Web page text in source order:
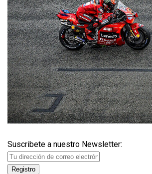
Suscribete a nuestro Newsletter: